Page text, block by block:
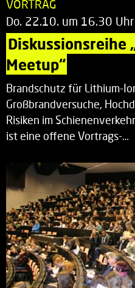
VORTRAG
Do. 22.10. um 16.30 Uhr
Diskussionsreihe
Meetup“
Brandschutz für Lithium-
Großbrandversuche,
Risiken im
ist eine offene Vortrags-…